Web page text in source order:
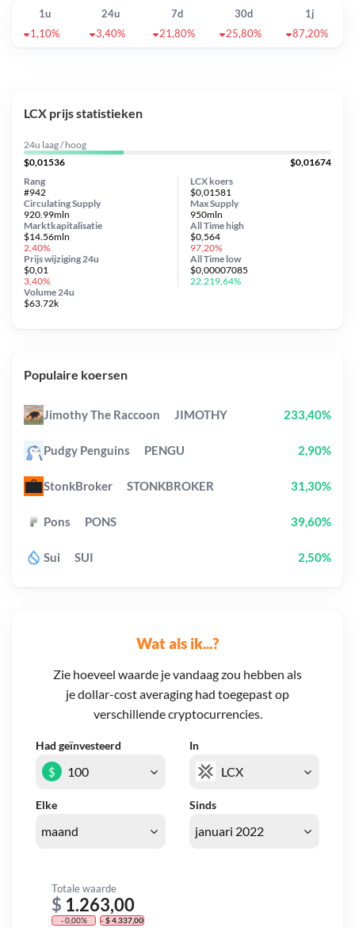
1u 24u 7d 30d
1j
1,10%
3,40% 21,80% 25,80% 87,20%
Wat als ik...?
Zie hoeveel waarde je vandaag zou hebben als
je dollar-cost averaging had toegepast op
verschillende cryptocurrencies.
Had geïnvesteerd In
Elke Sinds
$
Totale waarde
$ 1.263,00
- 0,00% - $ 4.337,00
LCX prijs statistieken
24u laag / hoog
$0,01536
$0,01674
LCX koers
$0,01581
Circulating Supply
920.99mln
Prijs wijziging 24u
$0,01
3,40%
Max Supply
950mln
Marktkapitalisatie
$14.56mln
2,40%
Volume 24u
$63.72k
Rang
#942
All Timehigh
$0,564
97,20%
All Time low
$0,00007085
22.219,64%
Populaire koersen
Jimothy The Raccoon JIMOTHY 233,40%
Pudgy Penguins PENGU 2,90%
StonkBroker STONKBROKER 31,30%
Pons PONS 39,60%
Sui SUI 2,50%